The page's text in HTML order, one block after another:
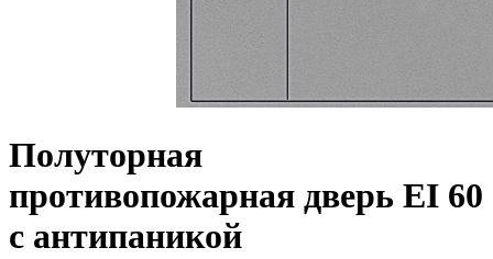
Полуторная
противопожарная дверь EI 60
с антипаникой